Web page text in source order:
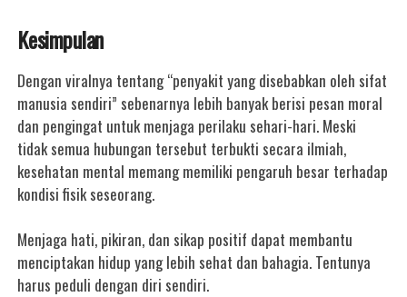
Kesimpulan
Dengan viralnya tentang “penyakit yang disebabkan oleh sifat
manusia sendiri” sebenarnya lebih banyak berisi pesan moral
dan pengingat untuk menjaga perilaku sehari-hari. Meski
tidak semua hubungan tersebut terbukti secara ilmiah,
kesehatan mental memang memiliki pengaruh besar terhadap
kondisi fisik seseorang.
Menjaga hati, pikiran, dan sikap positif dapat membantu
menciptakan hidup yang lebih sehat dan bahagia. Tentunya
harus peduli dengan diri sendiri.